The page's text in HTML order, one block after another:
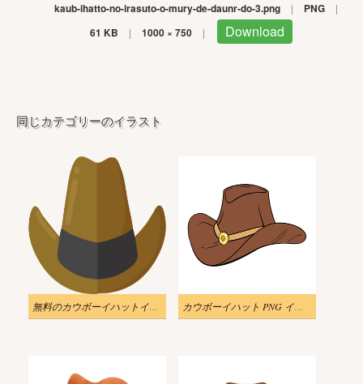
kaub-ihatto-no-irasuto-o-mury-de-daunr-do-3.png | PNG |
61 KB | 1000 × 750 | Download
同じカテゴリーのイラスト
無料のカウボーイハットイラスト透明背景 カウボーイハット PNG イメージイラスト